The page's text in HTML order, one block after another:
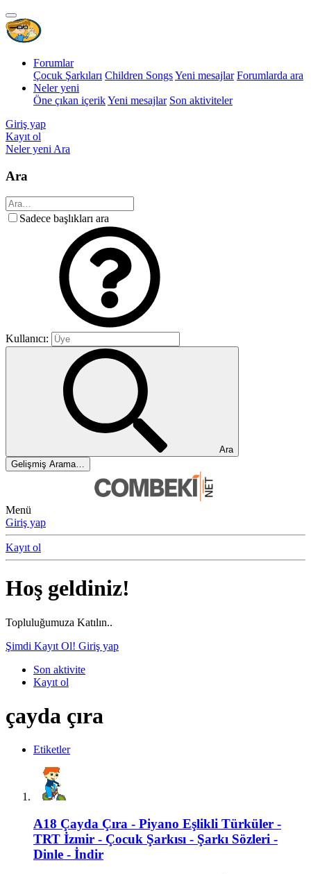
Forumlar
Çocuk Şarkıları Children SongsYeni mesajlar Forumlarda ara
Neler yeni
Öne çıkan içerikYeni mesajlar Son aktiviteler
Giriş yap
Kayıt ol
Neler yeni Ara
Ara
Sadece başlıkları ara
Kullanıcı:
Ara
Gelişmiş Arama…
Menü
Giriş yap
Kayıt ol
Hoş geldiniz!
Topluluğumuza Katılın..
Şimdi Kayıt Ol! Giriş yap
Son aktivite
Kayıt ol
çayda çıra
Etiketler
A18 Çayda Çıra - Piyano Eşlikli Türküler -
TRT İzmir - Çocuk Şarkısı - Şarkı Sözleri -
Dinle - İndir